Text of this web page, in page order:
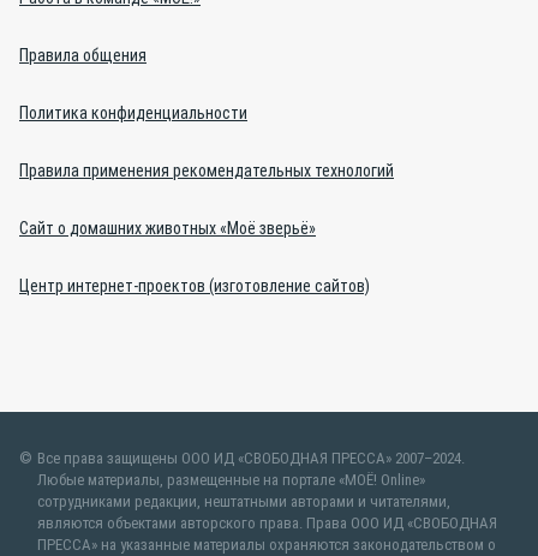
Правила общения
Политика конфиденциальности
Правила применения рекомендательных технологий
Сайт о домашних животных «Моё зверьё»
Центр интернет-проектов (изготовление сайтов)
Все права защищены ООО ИД «СВОБОДНАЯ ПРЕССА» 2007–2024.
Любые материалы, размещенные на портале «МОЁ! Online»
сотрудниками редакции, нештатными авторами и читателями,
являются объектами авторского права. Права ООО ИД «СВОБОДНАЯ
ПРЕССА» на указанные материалы охраняются законодательством о